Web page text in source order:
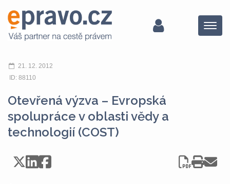
Menu
21. 12. 2012
ID: 88110
Otevřená výzva – Evropská
spolupráce v oblasti vědy a
technologií (COST)